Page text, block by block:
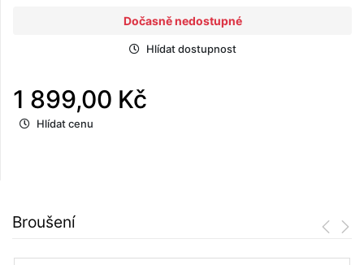
Dočasně nedostupné
Hlídat dostupnost
1 899,00 Kč
Hlídat cenu
Broušení